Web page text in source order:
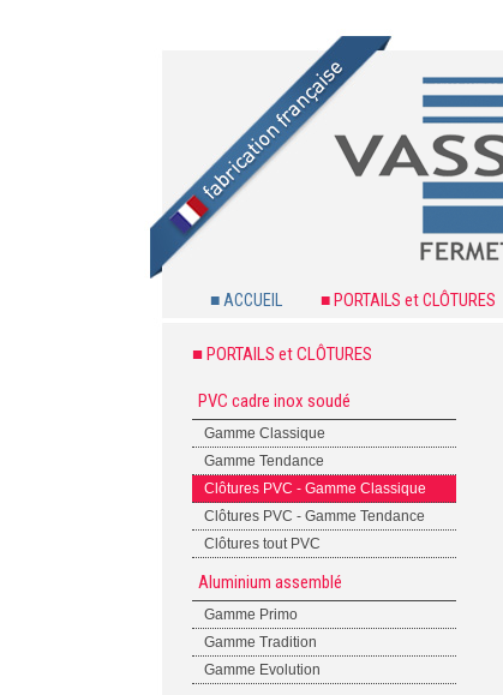
■ ACCUEIL ■ PORTAILS et CLÔTURES
■ PORTAILS et CLÔTURES
PVC cadre inox soudé
Gamme Classique
Gamme Tendance
Clôtures PVC - Gamme Classique
Clôtures PVC - Gamme Tendance
Clôtures tout PVC
Aluminium assemblé
Gamme Primo
Gamme Tradition
Gamme Evolution